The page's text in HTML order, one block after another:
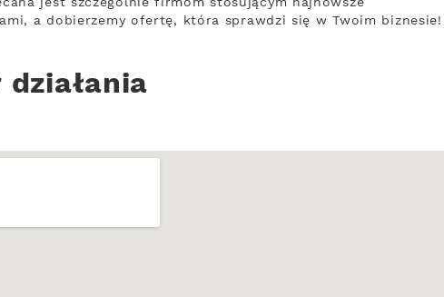
a dobierzemy ofertę, która sprawdzi się w Twoim biznesie!
działania